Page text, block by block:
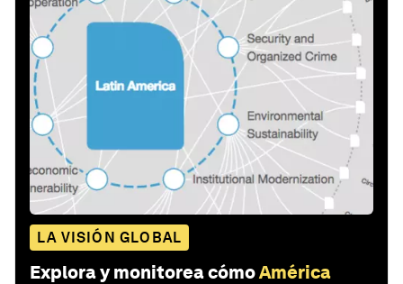
LA VISIÓN GLOBAL
Explora y monitorea cómoAmérica